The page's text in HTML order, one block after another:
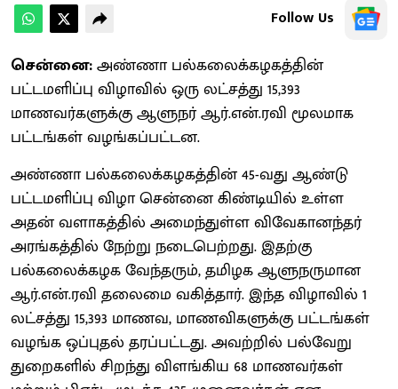
Follow Us
சென்னை:அண்ணா பல்கலைக்கழகத்தின்
பட்டமளிப்பு விழாவில் ஒரு லட்சத்து 15,393
மாணவர்களுக்கு ஆளுநர் ஆர்.என்.ரவி மூலமாக
பட்டங்கள் வழங்கப்பட்டன.
அண்ணா பல்கலைக்கழகத்தின் 45-வது ஆண்டு
பட்டமளிப்பு விழா சென்னை கிண்டியில் உள்ள
அதன் வளாகத்தில் அமைந்துள்ள விவேகானந்தர்
அரங்கத்தில் நேற்று நடைபெற்றது. இதற்கு
பல்கலைக்கழக வேந்தரும், தமிழக ஆளுநருமான
ஆர்.என்.ரவி தலைமை வகித்தார். இந்த விழாவில் 1
லட்சத்து 15,393 மாணவ, மாணவிகளுக்கு பட்டங்கள்
வழங்க ஒப்புதல் தரப்பட்டது. அவற்றில் பல்வேறு
துறைகளில் சிறந்து விளங்கிய 68 மாணவர்கள்